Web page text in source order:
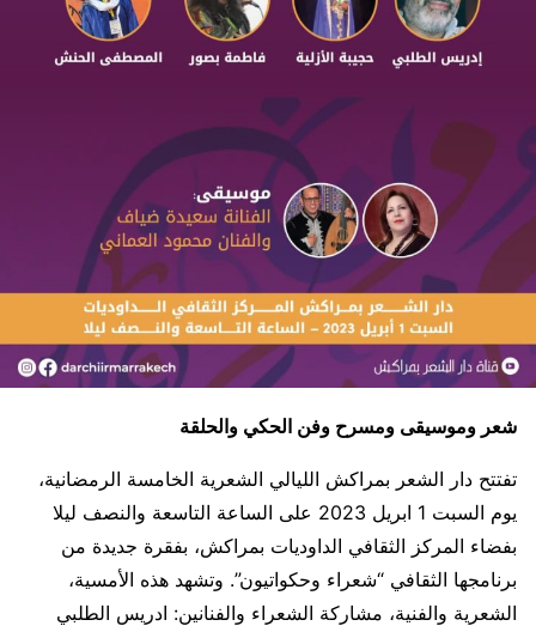
شعر وموسيقى ومسرح وفن الحكي والحلقة
تفتتح دار الشعر بمراكش الليالي الشعرية الخامسة الرمضانية،
يوم السبت 1 ابريل 2023 على الساعة التاسعة والنصف ليلا
بفضاء المركز الثقافي الداوديات بمراكش، بفقرة جديدة من
برنامجها الثقافي “شعراء وحكواتيون”. وتشهد هذه الأمسية،
الشعرية والفنية، مشاركة الشعراء والفنانين: ادريس الطلبي